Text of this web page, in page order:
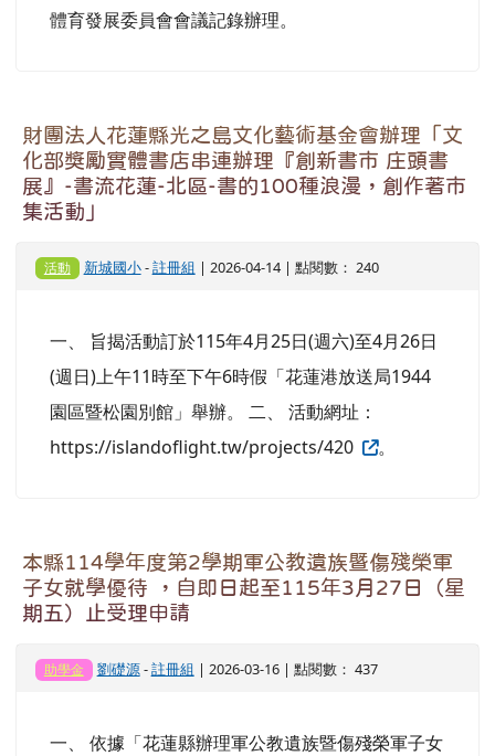
體育發展委員會會議記錄辦理。
財團法人花蓮縣光之島文化藝術基金會辦理「文
化部獎勵實體書店串連辦理『創新書市 庄頭書
展』-書流花蓮-北區-書的100種浪漫，創作著市
集活動」
活動 新城國小-註冊組 | 2026-04-14 | 點閱數： 240
一、 旨揭活動訂於115年4月25日(週六)至4月26日
(週日)上午11時至下午6時假「花蓮港放送局1944
園區暨松園別館」舉辦。 二、 活動網址：
https://islandoflight.tw/projects/420
。
本縣114學年度第2學期軍公教遺族暨傷殘榮軍
子女就學優待 ，自即日起至115年3月27日（星
期五）止受理申請
助學金 劉礎源-註冊組 | 2026-03-16 | 點閱數： 437
一、 依據「花蓮縣辦理軍公教遺族暨傷殘榮軍子女